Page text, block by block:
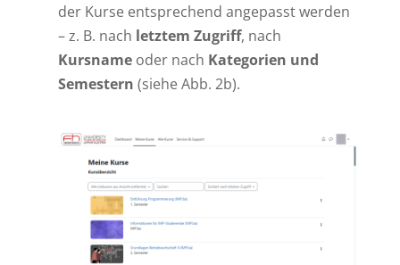
der Kurse entsprechend angepasst werden
– z. B. nach letztem Zugriff, nach
Kursname oder nach Kategorien und
Semestern (siehe Abb. 2b).